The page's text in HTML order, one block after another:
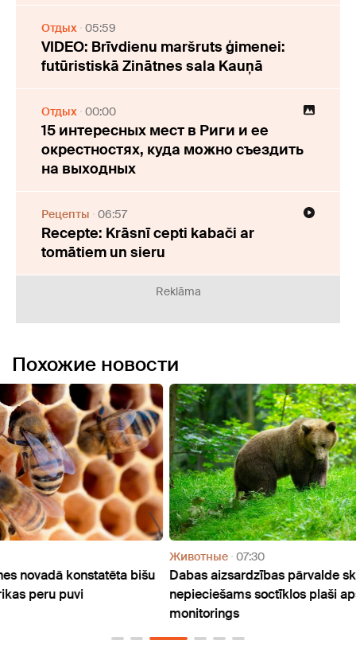
Отдых 05:59
VIDEO: Brīvdienu maršruts ģimenei:
futūristiskā Zinātnes sala Kauņā
Отдых 00:00
15 интересных мест в Риги и ее
окрестностях, куда можно съездить
на выходных
Рецепты 06:57
Recepte: Krāsnī cepti kabači ar
tomātiem un sieru
Reklāma
Похожие новости
Dabas aizsardzības pārvalde skaidro, kādēļ
nepieciešams soctīklos plaši apspriestais lāču
DAP
lāču